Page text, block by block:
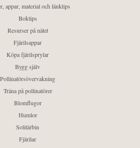
appar, material och länktips
Boktips
Resurser på nätet
Fjärilsappar
Köpa fjärilsprylar
Bygg själv
Pollinatörsövervakning
Träna på pollinatörer
Blomflugor
Humlor
Solitärbin
Fjärilar